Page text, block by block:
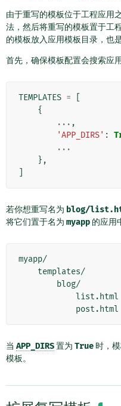
由于重写的模板位于工程应用
法，然后将重写的模板置于工
的模板放入应用模板目录，也
首先，确保模板配置会搜索应
TEMPLATES =
{
... ,
'APP_DIRS' :
...
},
若你想重写名为 blog/
将它们置于名为 myapp 的应用
myapp/
当 APP_DIRS置为 True 时，
模板。